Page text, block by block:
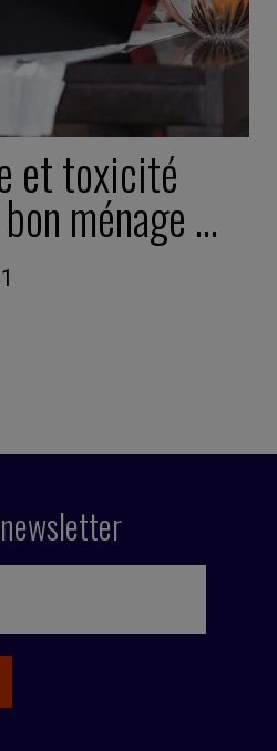
et toxicité
ménage …